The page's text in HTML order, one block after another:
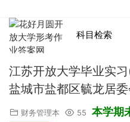
科目检索
江苏开放大学毕业实
盐城市盐都区毓龙居
财务管理本 55 本学期